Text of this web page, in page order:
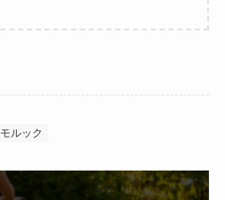
モルック